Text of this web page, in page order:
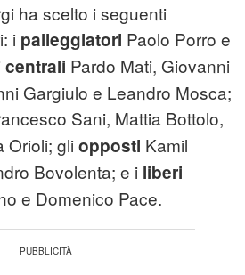
ha scelto i seguenti
i palleggiatori Paolo Porro e
centrali Pardo Mati, Giovanni
Gargiulo e Leandro Mosca;
Sani, Mattia Bottolo,
Orioli; gli opposti Kamil
Bovolenta; e i liberi
e Domenico Pace.